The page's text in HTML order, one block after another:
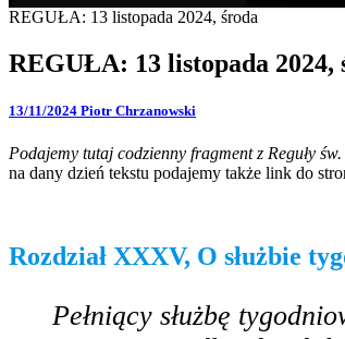
REGUŁA: 13 listopada 2024, środa
REGUŁA: 13 listopada 2024,
13/11/2024 Piotr Chrzanowski
Podajemy tutaj codzienny fragment z Reguły
na dany dzień tekstu podajemy także link do
Rozdział XXXV, O służbie
Pełniący służbę